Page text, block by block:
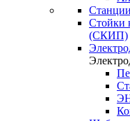
Стойки
(СКИП)